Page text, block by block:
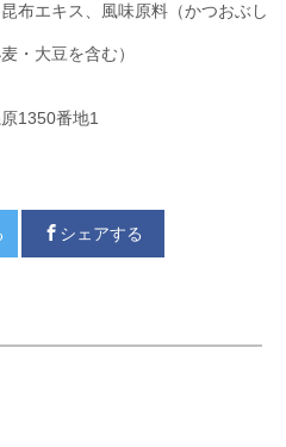
キス、風味原料（かつおぶし
豆を含む）
番地1
シェアする